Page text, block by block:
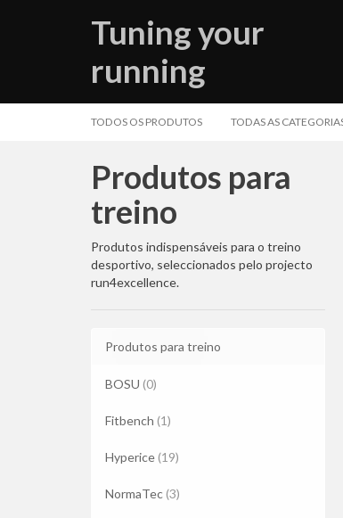
Tuning your
running
TODOS OS PRODUTOS TODAS AS
Produtos para
treino
Produtos
para
Produtos indispensáveis para o treino
desportivo, seleccionados pelo projecto
run4excellence.
Produtos para treino
BOSU (0)
Fitbench (1)
Hyperice (19)
NormaTec (3)